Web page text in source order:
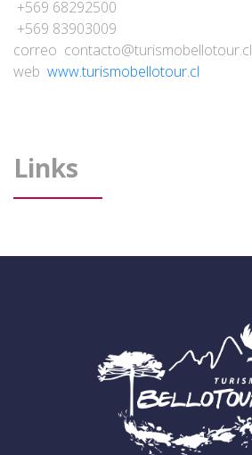
+569 68292500
+569 83903009
correo contacto@turismobellotour.cl
web www.turismobellotour.cl
Links